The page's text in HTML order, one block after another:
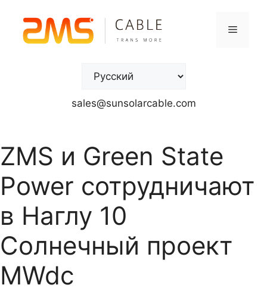
sales@sunsolarcable.com
ZMS и Green State
Power сотрудничают
в Наглу 10
Солнечный проект
MWdc